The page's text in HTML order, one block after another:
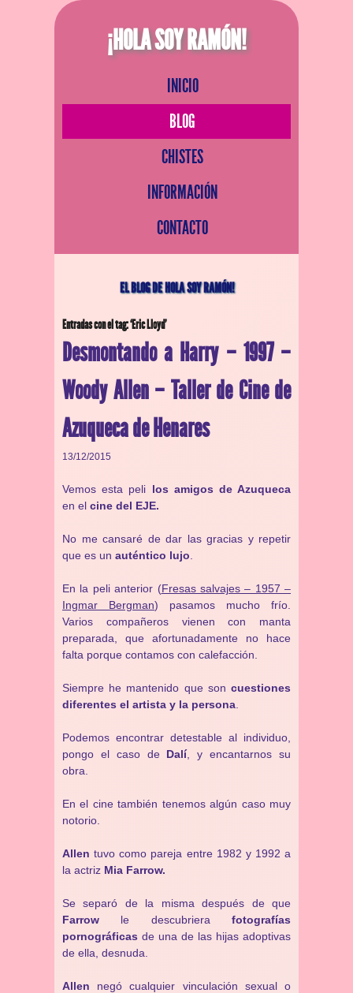
¡HOLA SOY RAMÓN!
INICIO
BLOG
CHISTES
INFORMACIÓN
CONTACTO
EL BLOG DE HOLA SOY RAMÓN!
Entradas con el tag: ‘Eric Lloyd’
Desmontando a Harry – 1997 –
Woody Allen – Taller de Cine de
Azuqueca de Henares
13/12/2015
Vemos esta peli los amigos de Azuqueca
en el cine del EJE.
No me cansaré de dar las gracias y repetir
que es un auténtico lujo
En la peli anterior (Fresas salvajes – 1957 –
Ingmar Bergman) pasamos mucho frío.
Varios compañeros vienen con manta
preparada, que afortunadamente no hace
falta porque contamos con calefacción.
Siempre he mantenido que son cuestiones
diferentes el artista y la persona
Podemos encontrar detestable al individuo,
pongo el caso de Dalí, y encantarnos su
obra.
En el cine también tenemos algún caso muy
notorio.
Allen tuvo como pareja entre 1982 y 1992 a
la actriz Mia Farrow.
Se separó de la misma después de que
Farrow le descubriera fotografías
pornográficas de una de las hijas adoptivas
de ella, desnuda.
Allen negó cualquier vinculación sexual o